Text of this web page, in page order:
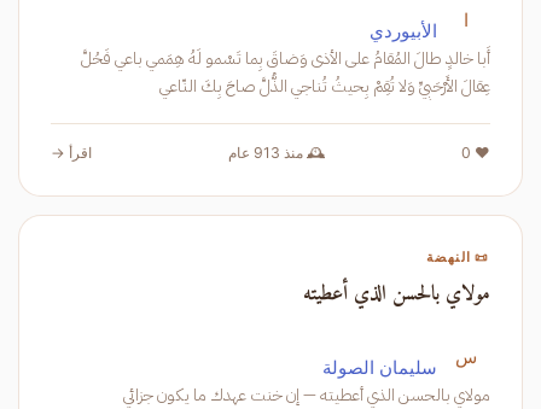
ا الأبيوردي
أَبا خالدٍ طالَ المُقامُ على الأذى وَضاقَ بِما تَسْمو لَهُ هِمَمي باعي فَحُلَّ
عِقالَ الأَرْحَبِيِّ وَلا تُقِمْ بِحيثُ تُناجي الذُّلَّ صاحَ بِكَ النّاعي
❤️ 0 🕰️ منذ 913 عام اقرأ →
📜 النهضة
مولاي بالحسن الذي أعطيته
س سليمان الصولة
مولاي بالحسن الذي أعطيته — إن خنت عهدك ما يكون جزائي